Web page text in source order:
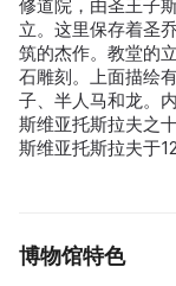
修道院，由圣王子
立。这里保存着圣
筑的杰作。教堂的
石雕刻。上面描绘
子、半人马和龙。
斯维亚托斯拉夫之
斯维亚托斯拉夫于
博物馆特色